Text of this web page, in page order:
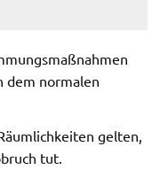
dem normalen
gelten,
tut.